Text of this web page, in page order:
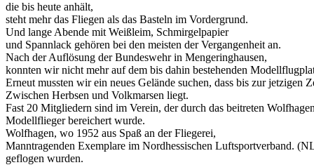
die bis heute anhält,
steht mehr das Fliegen als das Basteln im Vordergrund.
Und lange Abende mit Weißleim, Schmirgelpapier
und Spannlack gehören bei den meisten der Vergangenheit an.
Nach der Auflösung der Bundeswehr in Mengeringhausen,
konnten wir nicht mehr auf dem bis dahin bestehenden
Erneut mussten wir ein neues Gelände suchen, dass bis zur jetzigen
Zwischen Herbsen und Volkmarsen liegt.
Fast 20 Mitgliedern sind im Verein, der durch das beitreten
Modellflieger bereichert wurde.
Wolfhagen, wo 1952 aus Spaß an der Fliegerei,
Manntragenden Exemplare im Nordhessischen Luftsportverband.
geflogen wurden.